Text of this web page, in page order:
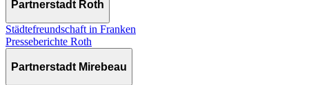
Partnerstadt Roth
Städtefreundschaft in Franken
Presseberichte Roth
Partnerstadt Mirebeau